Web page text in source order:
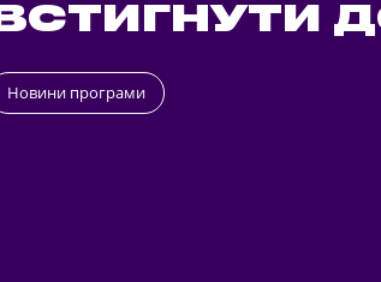
ВСТИГНУТИ
Новини програми